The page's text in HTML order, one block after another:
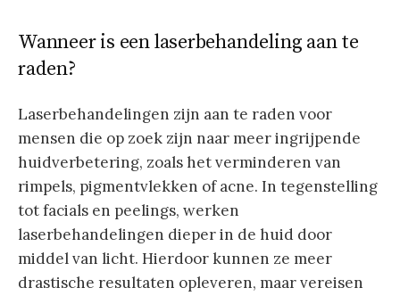
Wanneer is een laserbehandeling aan te
raden?
Laserbehandelingen zijn aan te raden voor
mensen die op zoek zijn naar meer ingrijpende
huidverbetering, zoals het verminderen van
rimpels, pigmentvlekken of acne. In tegenstelling
tot facials en peelings, werken
laserbehandelingen dieper in de huid door
middel van licht. Hierdoor kunnen ze meer
drastische resultaten opleveren, maar vereisen